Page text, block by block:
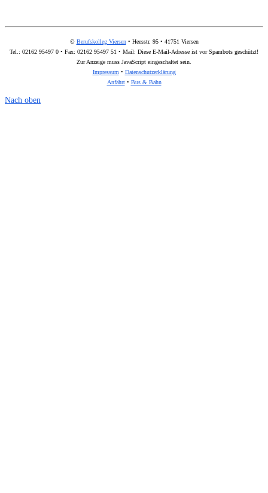
© Berufskolleg Viersen• Heesstr. 95 • 41751 Viersen
Tel.: 02162 95497 0 • Fax: 02162 95497 51 • Mail: Diese E-Mail-Adresse ist vor Spambots geschützt!
Zur Anzeige muss JavaScript eingeschaltet sein.
Impressum • Datenschutzerklärung
Anfahrt• Bus & Bahn
Nach oben